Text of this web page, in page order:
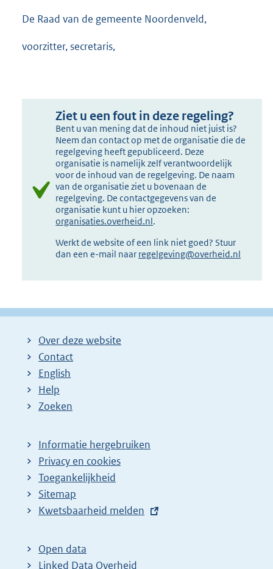
De Raad van de gemeente Noordenveld,
voorzitter, secretaris,
Ziet u een fout in deze regeling?
Bent u van mening dat de inhoud niet juist is?
Neem dan contact op met de organisatie die de
regelgeving heeft gepubliceerd. Deze
organisatie is namelijk zelf verantwoordelijk
voor de inhoud van de regelgeving. De naam
van de organisatie ziet u bovenaan de
regelgeving. De contactgegevens van de
organisatie kunt u hier opzoeken:
organisaties.overheid.nl.
Werkt de website of een link niet goed? Stuur
dan een e-mail naar regelgeving@overheid.nl
Over deze website
Contact
English
Help
Zoeken
Informatie hergebruiken
Privacy en cookies
Toegankelijkheid
Sitemap
E
t
e
Kwetsbaarheid melden
Open data
Linked Data Overheid